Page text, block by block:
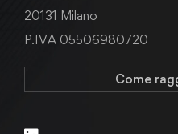
20131 Milano
P.IVA 05506980720
Come